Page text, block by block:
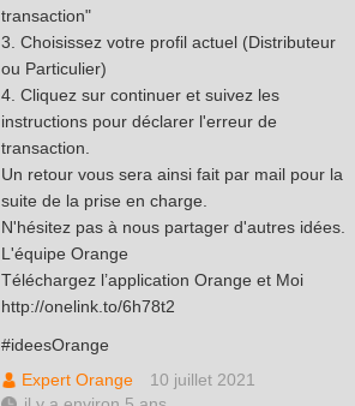
transaction"
3. Choisissez votre profil actuel (Distributeur
ou Particulier)
4. Cliquez sur continuer et suivez les
instructions pour déclarer l'erreur de
transaction.
Un retour vous sera ainsi fait par mail pour la
suite de la prise en charge.
N'hésitez pas à nous partager d'autres idées.
L'équipe Orange
Téléchargez l’application Orange et Moi
http://onelink.to/6h78t2
#ideesOrange
Expert Orange
10 juillet 2021